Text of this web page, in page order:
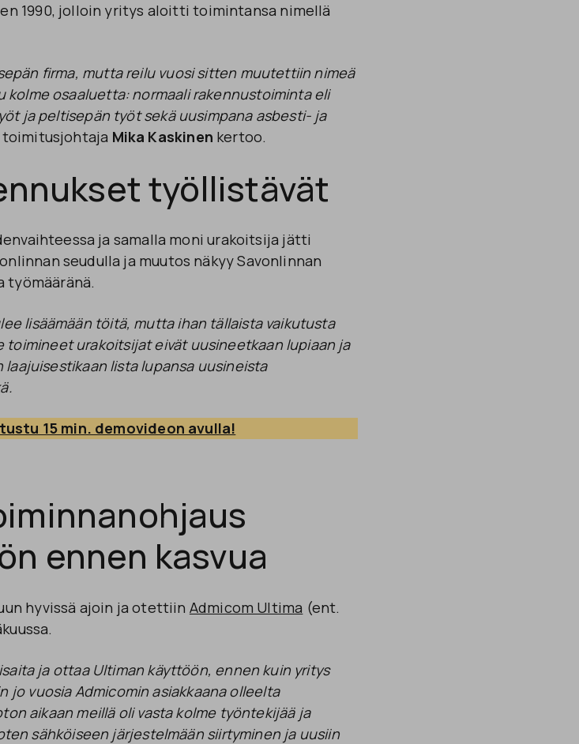
1990, jolloin yritys aloitti toimintansa nimellä
firma, mutta reilu vuosi sitten muutettiin nimeä
kolme osaaluetta: normaali rakennustoiminta eli
ja peltisepän työt sekä uusimpana asbesti- ja
toimitusjohtaja Mika Kaskinen kertoo.
työllistävät
ja samalla moni urakoitsija jätti
seudulla ja muutos näkyy Savonlinnan
työmääränä.
lisäämään töitä, mutta ihan tällaista vaikutusta
urakoitsijat eivät uusineetkaan lupiaan ja
lista lupansa uusineista
15 min. demovideon avulla!
ennen kasvua
hyvissä ajoin ja otettiin Admicom Ultima (ent.
ja ottaa Ultiman käyttöön, ennen kuin yritys
jo vuosia Admicomin asiakkaana olleelta
aikaan meillä oli vasta kolme työntekijää ja
sähköiseen järjestelmään siirtyminen ja uusiin